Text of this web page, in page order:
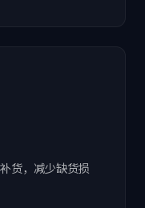
货，减少缺货损